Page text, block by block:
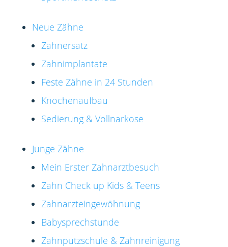
Neue Zähne
Zahnersatz
Zahnimplantate
Feste Zähne in 24 Stunden
Knochenaufbau
Sedierung & Vollnarkose
Junge Zähne
Mein Erster Zahnarztbesuch
Zahn Check up Kids & Teens
Zahnarzteingewöhnung
Babysprechstunde
Zahnputzschule & Zahnreinigung